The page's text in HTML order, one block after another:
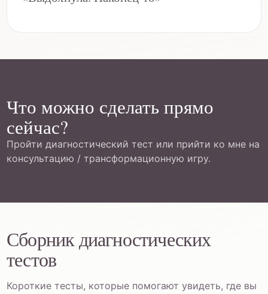
Что можно сделать прямо
сейчас?
Пройти диагностический тест или прийти ко мне на
консультацию / трансформационную игру.
Сборник диагностических
тестов
Короткие тесты, которые помогают увидеть, где вы